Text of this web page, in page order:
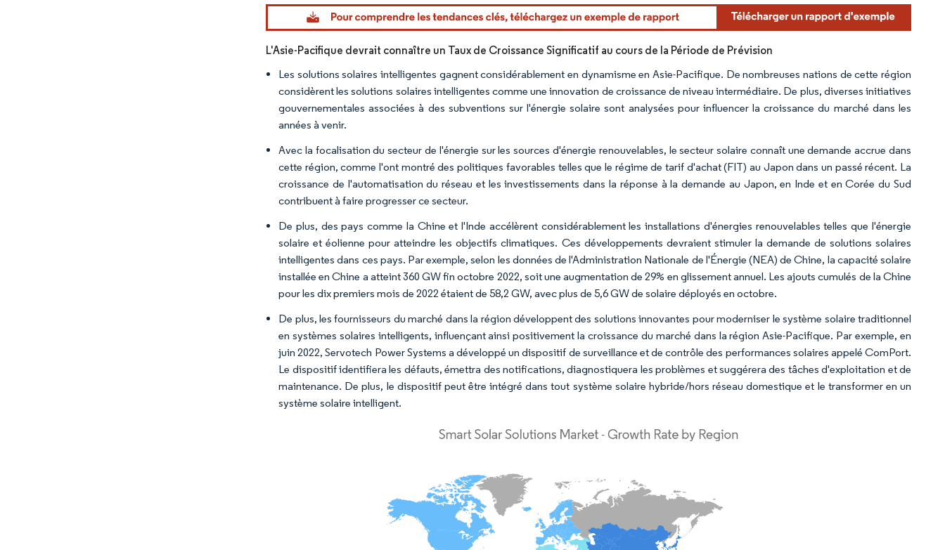
Image © Mordor Intelligence. La réutilisation nécessite une attribution sous CC BY 4.0.
L'Asie-Pacifique devrait connaître un Taux de Croissance Significatif au cours de la Période de Prévision
Les solutions solaires intelligentes gagnent considérablement en dynamisme en Asie-Pacifique. De nombreuses nations de cette région
considèrent les solutions solaires intelligentes comme une innovation de croissance de niveau intermédiaire. De plus, diverses initiatives
gouvernementales associées à des subventions sur l'énergie solaire sont analysées pour influencer la croissance du marché dans les
années à venir.
Avec la focalisation du secteur de l'énergie sur les sources d'énergie renouvelables, le secteur solaire connaît une demande accrue dans
cette région, comme l'ont montré des politiques favorables telles que le régime de tarif d'achat (FIT) au Japon dans un passé récent. La
croissance de l'automatisation du réseau et les investissements dans la réponse à la demande au Japon, en Inde et en Corée du Sud
contribuent à faire progresser ce secteur.
De plus, des pays comme la Chine et l'Inde accélèrent considérablement les installations d'énergies renouvelables telles que l'énergie
solaire et éolienne pour atteindre les objectifs climatiques. Ces développements devraient stimuler la demande de solutions solaires
intelligentes dans ces pays. Par exemple, selon les données de l'Administration Nationale de l'Énergie (NEA) de Chine, la capacité solaire
installée en Chine a atteint 360 GW fin octobre 2022, soit une augmentation de 29% en glissement annuel. Les ajouts cumulés de la Chine
pour les dix premiers mois de 2022 étaient de 58,2 GW, avec plus de 5,6 GW de solaire déployés en octobre.
De plus, les fournisseurs du marché dans la région développent des solutions innovantes pour moderniser le système solaire traditionnel
en systèmes solaires intelligents, influençant ainsi positivement la croissance du marché dans la région Asie-Pacifique. Par exemple, en
juin 2022, Servotech Power Systems a développé un dispositif de surveillance et de contrôle des performances solaires appelé ComPort.
Le dispositif identifiera les défauts, émettra des notifications, diagnostiquera les problèmes et suggérera des tâches d'exploitation et de
maintenance. De plus, le dispositif peut être intégré dans tout système solaire hybride/hors réseau domestique et le transformer en un
système solaire intelligent.